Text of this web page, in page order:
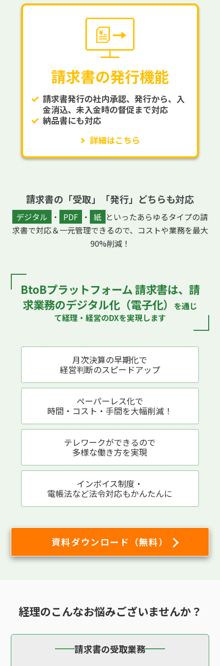
請求書の発行機能
請求書発行の社内承認、発行から、入
金消込、未入金時の督促まで対応
納品書にも対応
詳細はこちら
請求書の「受取」「発行」どちらも対応
デジタル ・ PDF ・ 紙 といったあらゆるタイプの請
求書で対応＆一元管理できるので、コストや業務を最大
90%削減！
BtoBプラットフォーム 請求書は、 請
求業務のデジタル化（電子化）
を通じ
て経理・経営のDXを実現します
月次決算の早期化で
経営判断のスピードアップ
ペーパーレス化で
時間・コスト・手間を大幅削減！
テレワークができるので
多様な働き方を実現
インボイス制度・
電帳法など法令対応もかんたんに
資料ダウンロード（無料）
経理のこんなお悩みございませんか？
請求書の受取業務